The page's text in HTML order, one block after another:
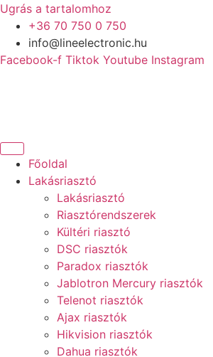
Ugrás a tartalomhoz
+36 70 750 0 750
info@lineelectronic.hu
Facebook-f Tiktok Youtube Instagram
Főoldal
Lakásriasztó
Lakásriasztó
Riasztórendszerek
Kültéri riasztó
DSC riasztók
Paradox riasztók
Jablotron Mercury riasztók
Telenot riasztók
Ajax riasztók
Hikvision riasztók
Dahua riasztók